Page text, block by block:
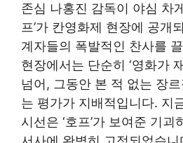
존심 나홍진 감독이 야심 차
프’가 칸영화제 현장에 공개
계자들의 폭발적인 찬사를
현장에서는 단순히 ‘영화가
넘어, 그동안 본 적 없는 장
는 평가가 지배적입니다. 지
시선은 ‘호프’가 보여준 기괴